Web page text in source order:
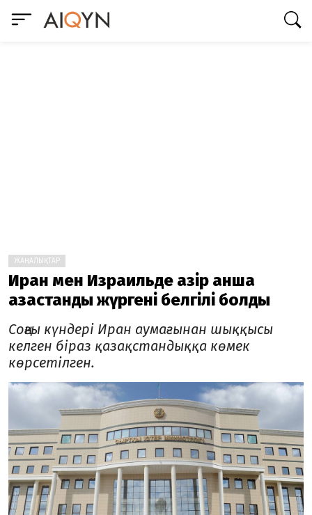
ЖАҢАЛЫҚТАР
Иран мен Израильде қазір қанша
қазақстандық жүргені белгілі болды
Соңғы күндері Иран аумағынан шыққысы
келген біраз қазақстандыққа көмек
көрсетілген.